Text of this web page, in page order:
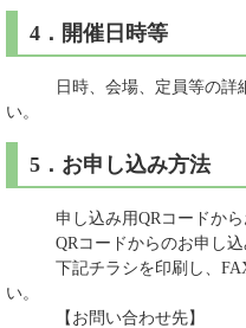
4．開催日時等
日時、会場、定員等の詳細
い。
5．お申し込み方法
申し込み用QRコードからお
QRコードからのお申し込み
下記チラシを印刷し、FAX
い。
【お問い合わせ先】